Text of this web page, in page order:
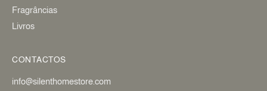
Fragrâncias
Livros
CONTACTOS
info@silenthomestore.com